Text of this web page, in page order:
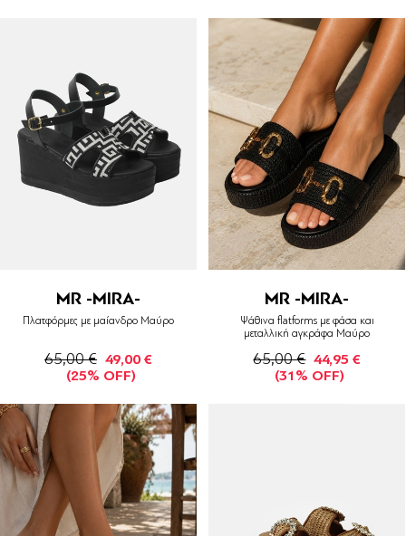
MR -MIRA-
Πλατφόρμες με μαίανδρο Μαύρο
65,00 € 49,00 €
(25% OFF)
MR -MIRA-
Ψάθινα flatforms με φάσα και
μεταλλική αγκράφα Μαύρο
65,00 € 44,95 €
(31% OFF)